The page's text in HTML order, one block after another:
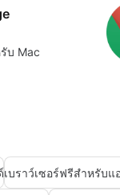
บ Mac
เบราว์เซอร์ฟรีสำหรับแ